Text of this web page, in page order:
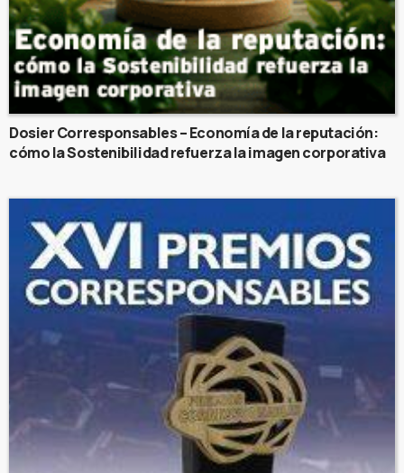
Dosier Corresponsables – Economía de la reputación:
cómo la Sostenibilidad refuerza la imagen corporativa